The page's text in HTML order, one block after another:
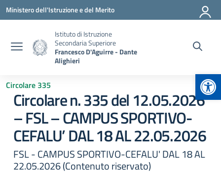
Vai ai contenuti
Vai al menu di navigazione
Vai al footer
Ministero dell'Istruzione e del Merito
Istituto di Istruzione
Secondaria Superiore
Francesco D'Aguirre - Dante
Alighieri
Circolare 335
Circolare n. 335 del 12.05.2026
– FSL – CAMPUS SPORTIVO-
CEFALU’ DAL 18 AL 22.05.2026
FSL - CAMPUS SPORTIVO-CEFALU' DAL 18 AL
22.05.2026 (Contenuto riservato)